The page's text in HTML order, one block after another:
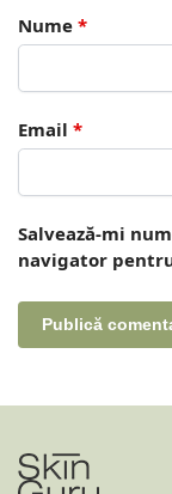
Nume *
Email *
Salvează-mi
navigator